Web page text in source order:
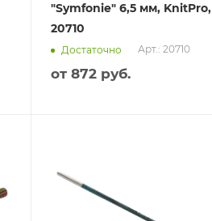
"Symfonie" 6,5 мм, KnitPro,
20710
Достаточно Арт.: 20710
от 872 руб.